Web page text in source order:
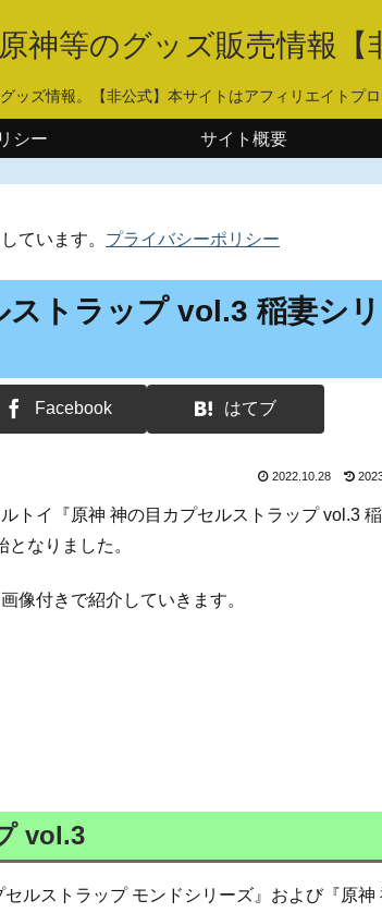
神等のグッズ販売情報【
ッズ情報。【非公式】本サイトはアフィリエイトプ
シー サイト概要
ています。 プライバシーポリシー
ストラップ vol.3 稲妻シ
Facebook はてブ
2022.10.28
トイ『原神 神の目カプセルストラップ vol.3
なりました。
像付きで紹介していきます。
vol.3
ルストラップ モンドシリーズ』および『原神